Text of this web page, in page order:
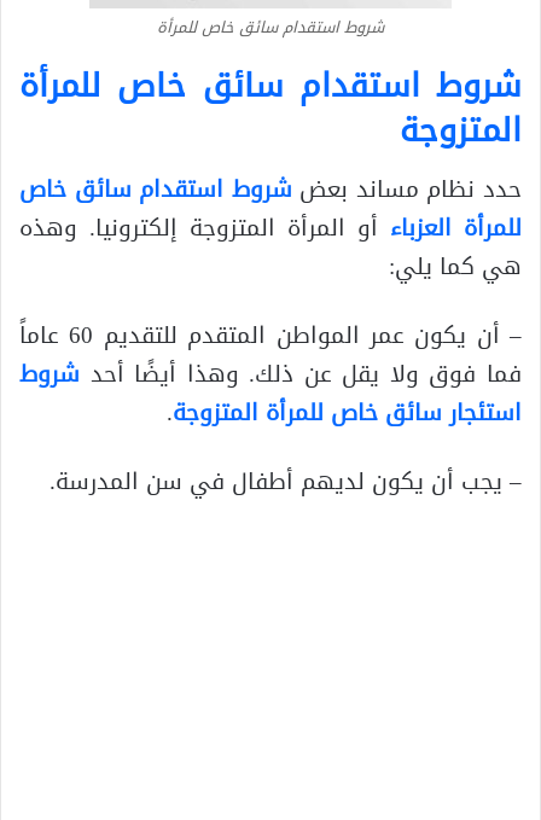
شروط استقدام سائق خاص للمرأة
شروط استقدام سائق خاص للمرأة
المتزوجة
حدد نظام مساند بعض شروط استقدام سائق خاص
للمرأة العزباء أو المرأة المتزوجة إلكترونيا. وهذه
هي كما يلي:
– أن يكون عمر المواطن المتقدم للتقديم 60 عاماً
فما فوق ولا يقل عن ذلك. وهذا أيضًا أحد شروط
استئجار سائق خاص للمرأة المتزوجة.
– يجب أن يكون لديهم أطفال في سن المدرسة.